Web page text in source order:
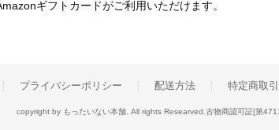
ギフトカードがご利用いただけます。
プライバシーポリシー 配送方法 特定商取
copyright by もったいない本舗. All rights Researved. 古物商認可証[第